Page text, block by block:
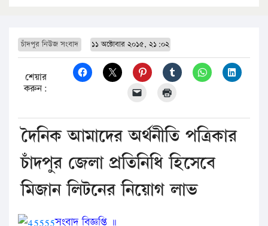
চাঁদপুর নিউজ সংবাদ ১১ অক্টোবার ২০১৫, ২১:০২
শেয়ার
করুন:
দৈনিক আমাদের অর্থনীতি পত্রিকার
চাঁদপুর জেলা প্রতিনিধি হিসেবে
মিজান লিটনের নিয়োগ লাভ
সংবাদ বিজ্ঞপ্তি ॥